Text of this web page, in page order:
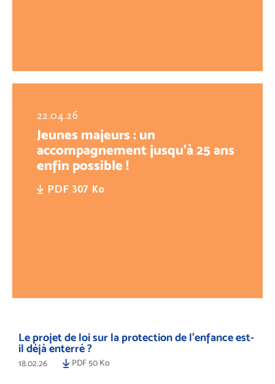
22.04.26
Jeunes majeurs : un
accompagnement jusqu’à 25 ans
enfin possible !
PDF 307 Ko
Le projet de loi sur la protection de l’enfance est-
il déjà enterré ?
18.02.26 PDF 50 Ko